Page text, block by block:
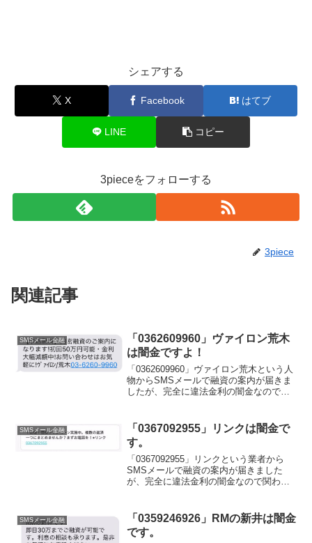
シェアする
X Facebook はてブ
LINE コピー
3pieceをフォローする
3piece
関連記事
SMSメール金融
「0362609960」ヴァイロン荒木
は闇金ですよ！
「0362609960」ヴァイロン荒木という人
物からSMSメールで融資の案内が届きま
したが、完全に違法金利の闇金なので関
能・金利大幅減額中！と書いています
が、全てデタラ...
SMSメール金融
「0367092955」リンクは闇金で
す。
「0367092955」リンクという業者から
SMSメールで融資の案内が届きました
が、完全に違法金利の闇金なので関わら
まとめませんか？まずお電話を！などと
書いていますが全...
SMSメール金融
「0359246926」RMの新井は闇金
です。